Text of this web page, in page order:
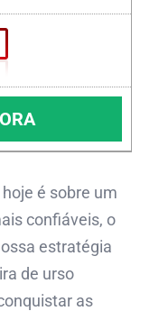
é sobre um
confiáveis, o
estratégia
de urso
as